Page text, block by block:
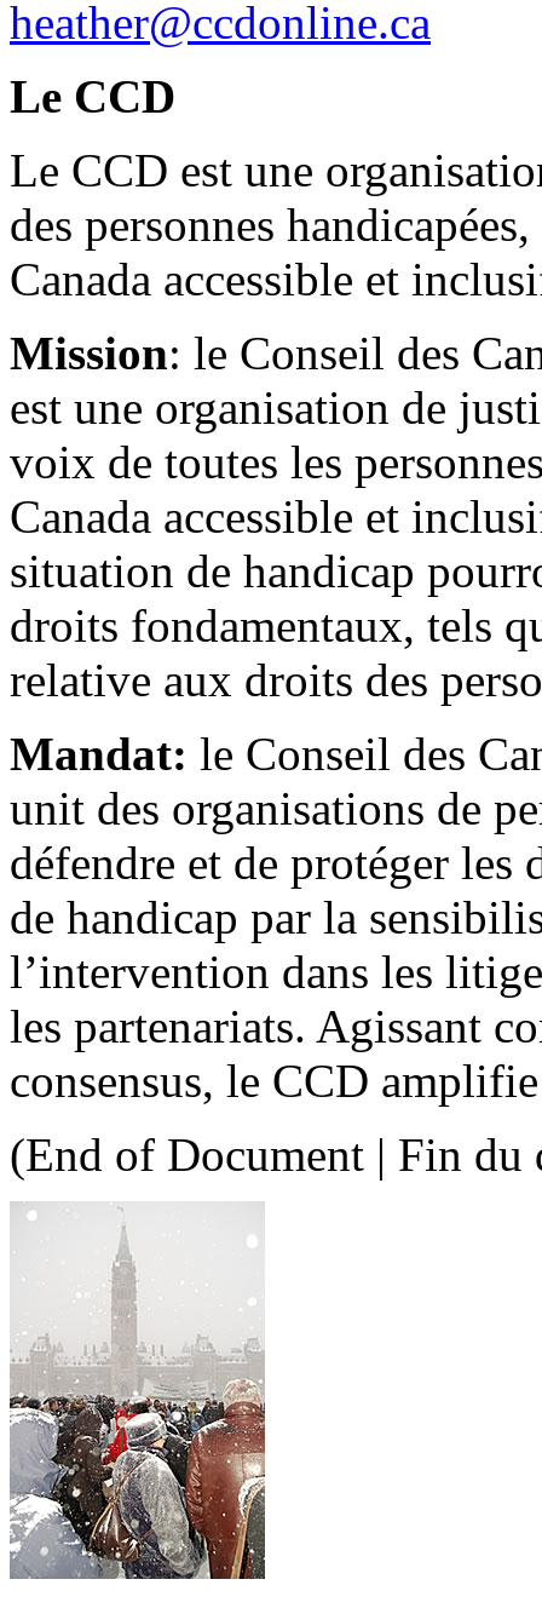
heather@ccdonline.ca
Le CCD
Le CCD est une
des personnes
Canada accessible et
Mission: le Conseil des
est une organisation de
voix de toutes les
Canada accessible et
situation de handicap
droits fondamentaux, tels
relative aux droits des
Mandat: le Conseil des
unit des organisations de
défendre et de protéger les
de handicap par la
l’intervention dans les
les partenariats. Agissant
consensus, le CCD
(End of Document | Fin du